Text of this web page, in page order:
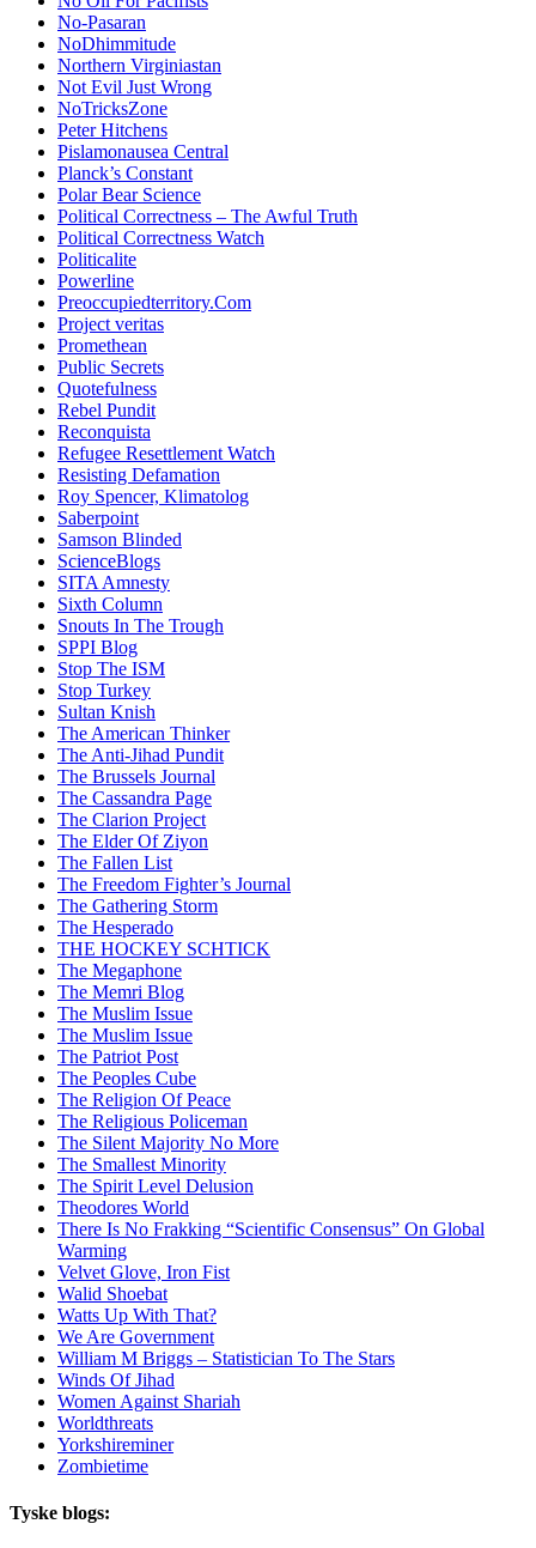
No-Pasaran
NoDhimmitude
Northern Virginiastan
Not Evil Just Wrong
NoTricksZone
Peter Hitchens
Pislamonausea Central
Planck’s Constant
Polar Bear Science
Political Correctness – The Awful Truth
Political Correctness Watch
Politicalite
Powerline
Preoccupiedterritory.Com
Project veritas
Promethean
Public Secrets
Quotefulness
Rebel Pundit
Reconquista
Refugee Resettlement Watch
Resisting Defamation
Roy Spencer, Klimatolog
Saberpoint
Samson Blinded
ScienceBlogs
SITA Amnesty
Sixth Column
Snouts In The Trough
SPPI Blog
Stop The ISM
Stop Turkey
Sultan Knish
The American Thinker
The Anti-Jihad Pundit
The Brussels Journal
The Cassandra Page
The Clarion Project
The Elder Of Ziyon
The Fallen List
The Freedom Fighter’s Journal
The Gathering Storm
The Hesperado
THE HOCKEY SCHTICK
The Megaphone
The Memri Blog
The Muslim Issue
The Muslim Issue
The Patriot Post
The Peoples Cube
The Religion Of Peace
The Religious Policeman
The Silent Majority No More
The Smallest Minority
The Spirit Level Delusion
Theodores World
There Is No Frakking “Scientific Consensus” On Global
Warming
Velvet Glove, Iron Fist
Walid Shoebat
Watts Up With That?
We Are Government
William M Briggs – Statistician To The Stars
Winds Of Jihad
Women Against Shariah
Worldthreats
Yorkshireminer
Zombietime
Tyske blogs: